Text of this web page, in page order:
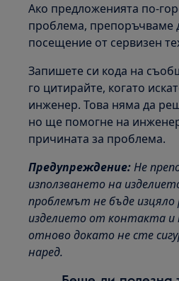
Ако предложенията по-
проблема, препоръчваме
посещение от сервизен
Запишете си кода на
го цитирайте, когато
инженер. Това няма да
но ще помогне на
причината за проблема.
Предупреждение:Не
използването на
проблемът не бъде
изделието от контакта и
отново докато не сте
наред.